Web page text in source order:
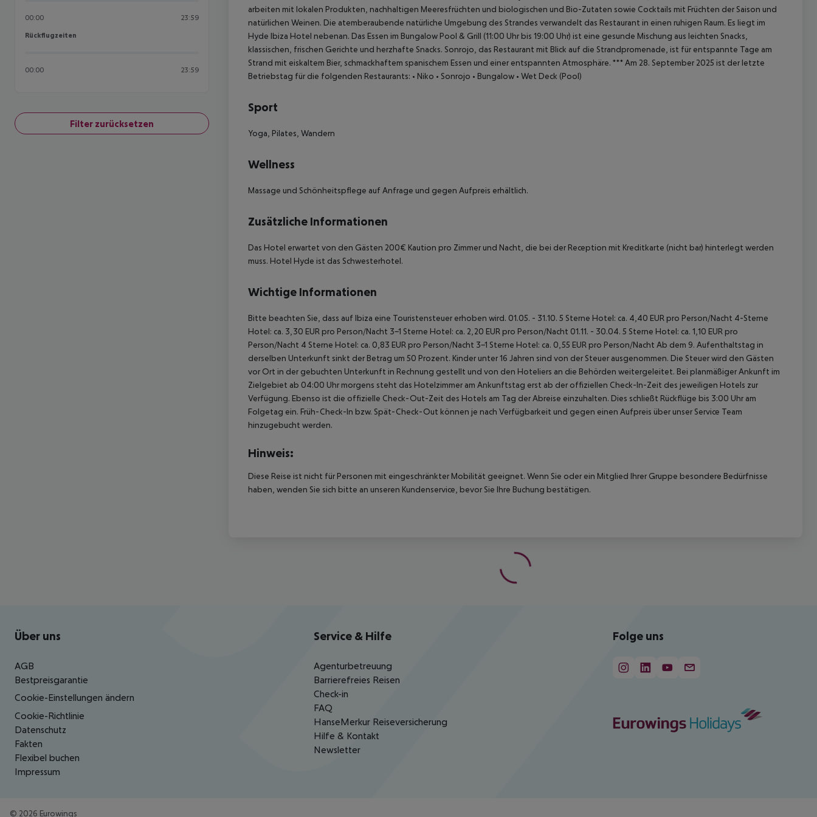
00:00 23:59
Rückflugzeiten
Rückflugzeiten
00:00 23:59
Filter zurücksetzen
arbeiten mit lokalen Produkten, nachhaltigen Meeresfrüchten und biologischen und Bio-Zutaten sowie Cocktails mit Früchten der Saison und
natürlichen Weinen. Die atemberaubende natürliche Umgebung des Strandes verwandelt das Restaurant in einen ruhigen Raum. Es liegt im
Hyde Ibiza Hotel nebenan. Das Essen im Bungalow Pool & Grill (11:00 Uhr bis 19:00 Uhr) ist eine gesunde Mischung aus leichten Snacks,
klassischen, frischen Gerichte und herzhafte Snacks. Sonrojo, das Restaurant mit Blick auf die Strandpromenade, ist für entspannte Tage am
Strand mit eiskaltem Bier, schmackhaftem spanischem Essen und einer entspannten Atmosphäre. ***Am 28. September 2025 ist der letzte
Betriebstag für die folgenden Restaurants: • Niko • Sonrojo • Bungalow • Wet Deck (Pool)
Sport
Yoga, Pilates, Wandern
Wellness
Massage und Schönheitspflege auf Anfrage und gegen Aufpreis erhältlich.
Zusätzliche Informationen
Das Hotel erwartet von den Gästen 200€ Kaution pro Zimmer und Nacht, die bei der Reception mit Kreditkarte (nicht bar) hinterlegt werden
muss. Hotel Hyde ist das Schwesterhotel.
Wichtige Informationen
Bitte beachten Sie, dass auf Ibiza eine Touristensteuer erhoben wird. 01.05. - 31.10. 5 Sterne Hotel: ca. 4,40 EUR pro Person/Nacht 4-Sterne
Hotel: ca. 3,30 EUR pro Person/Nacht 3-1 Sterne Hotel: ca. 2,20 EUR pro Person/Nacht 01.11. - 30.04. 5 Sterne Hotel: ca. 1,10 EUR pro
Person/Nacht 4 Sterne Hotel: ca. 0,83 EUR pro Person/Nacht 3-1 Sterne Hotel: ca. 0,55 EUR pro Person/Nacht Ab dem 9. Aufenthaltstag in
derselben Unterkunft sinkt der Betrag um 50 Prozent. Kinder unter 16 Jahren sind von der Steuer ausgenommen. Die Steuer wird den Gästen
vor Ort in der gebuchten Unterkunft in Rechnung gestellt und von den Hoteliers an die Behörden weitergeleitet. Bei planmäßiger Ankunft im
Zielgebiet ab 04:00 Uhr morgens steht das Hotelzimmer am Ankunftstag erst ab der offiziellen Check-In-Zeit des jeweiligen Hotels zur
Verfügung. Ebenso ist die offizielle Check-Out-Zeit des Hotels am Tag der Abreise einzuhalten. Dies schließt Rückflüge bis 3:00 Uhr am
Folgetag ein. Früh-Check-In bzw. Spät-Check-Out können je nach Verfügbarkeit und gegen einen Aufpreis über unser Service Team
hinzugebucht werden.
Hinweis:
Diese Reise ist nicht für Personen mit eingeschränkter Mobilität geeignet. Wenn Sie oder ein Mitglied Ihrer Gruppe besondere Bedürfnisse
haben, wenden Sie sich bitte an unseren Kundenservice, bevor Sie Ihre Buchung bestätigen.
Footer navigation
Über uns
AGB
Bestpreisgarantie
Cookie-Einstellungen ändern
Cookie-Richtlinie
Datenschutz
Fakten
Flexibel buchen
Impressum
Service & Hilfe
Agenturbetreuung
Barrierefreies Reisen
Check-in
FAQ
HanseMerkur Reiseversicherung
Hilfe & Kontakt
Newsletter
Folge uns
© 2026 Eurowings